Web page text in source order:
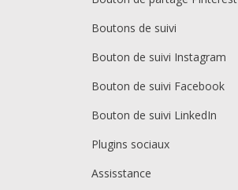
Boutons de suivi
Bouton de suivi Instagram
Bouton de suivi Facebook
Bouton de suivi LinkedIn
Plugins sociaux
Assisstance